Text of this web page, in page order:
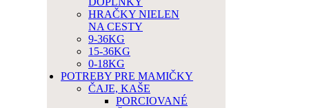
HRAČKY NIELEN
NA CESTY
9-36KG
15-36KG
0-18KG
POTREBY PRE MAMIČKY
ČAJE, KAŠE
PORCIOVANÉ